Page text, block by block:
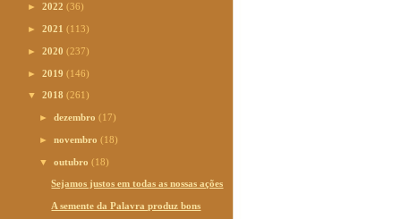
► 2022 (36)
► 2021 (113)
► 2020 (237)
► 2019 (146)
▼ 2018 (261)
►dezembro(17)
►novembro(18)
▼outubro(18)
Sejamos justos em todas as nossas ações
A semente da Palavra produz bons